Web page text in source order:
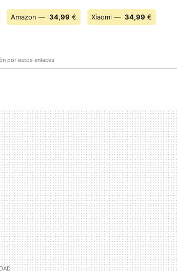
Amazon — 34,99 € Xiaomi — 34,99 €
por estos enlaces